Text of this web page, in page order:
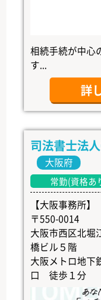
相続手続が中心
す...
詳
司法書士法
大阪府
常勤(資格あ
【大阪事務所】
〒550-0014
大阪市西区北堀
橋ビル５階
大阪メトロ地
口 徒歩１分